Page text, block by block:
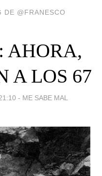
DE @FRANESCO
AHORA,
A LOS 67
- ME SABE MAL